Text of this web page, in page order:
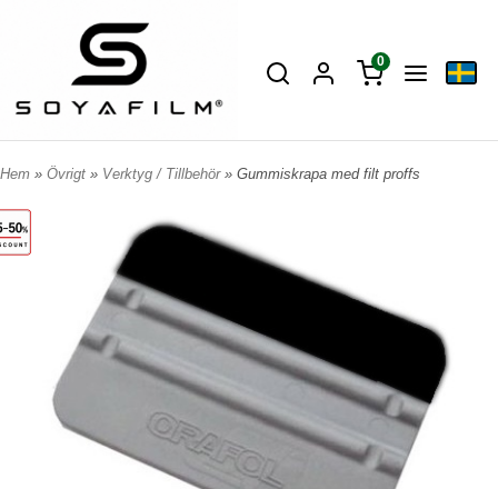
0
Hem » Övrigt » Verktyg / Tillbehör » Gummiskrapa med filt proffs